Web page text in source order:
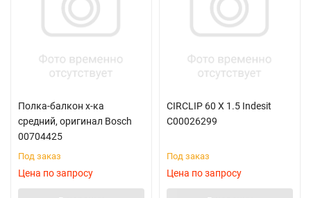
Полка-балкон х-ка
средний, оригинал Bosch
00704425
Под заказ
Цена по запросу
CIRCLIP 60 X 1.5 Indesit
C00026299
Под заказ
Цена по запросу